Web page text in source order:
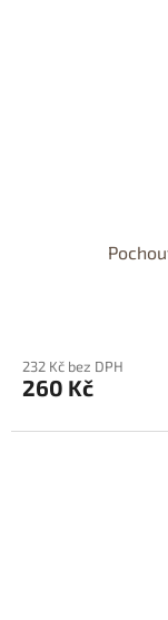
232 Kč bez DPH
260 Kč